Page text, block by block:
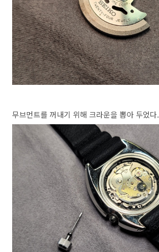
무브먼트를 꺼내기 위해 크라운을 뽑아 두었다.